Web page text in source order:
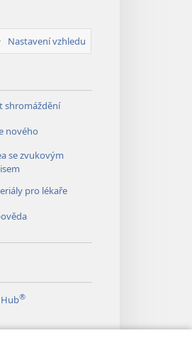
Nastavení vzhledu
shromáždění
nového
se zvukovým
pro lékaře
Hub®